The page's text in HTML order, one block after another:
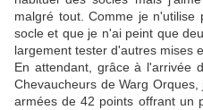
malgré tout. Comme je
socle et que je n'ai peint que
largement tester d'autres mises
En attendant, grâce à l'arrivée
Chevaucheurs de Warg
armées de 42 points offrant un